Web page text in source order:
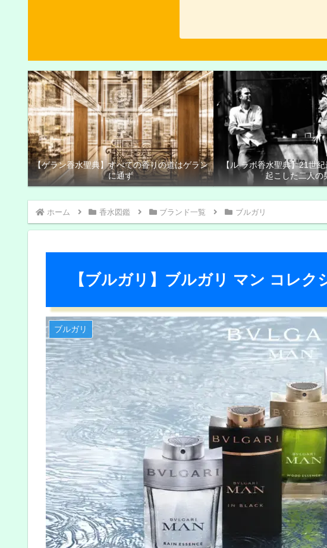
【ゲラン香水聖典】すべての香りの道はゲラン
に通ず
【ル ラボ香水聖典】21世
起こした二人の
ホーム 香水図鑑 ブランド一覧 ブルガリ
【ブルガリ】ブルガリ マン コレク
ブルガリ